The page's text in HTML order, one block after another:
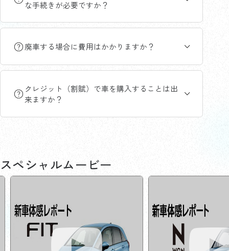
な手続きが必要ですか？
廃車する場合に費用はかかりますか？
クレジット（割賦）で車を購入することは出
来ますか？
スペシャルムービー